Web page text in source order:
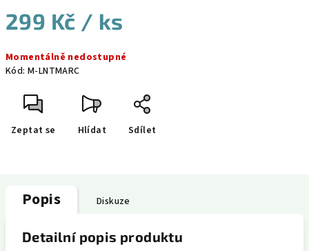
299 Kč / ks
cena:
Momentálně nedostupné
Kód: M-LNTMARC
Zeptat se Hlídat Sdílet
Popis Diskuze
Detailní popis produktu